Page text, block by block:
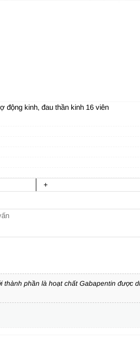
động kinh, đau thần kinh 16 viên
+
thành phần là hoạt chất Gabapentin